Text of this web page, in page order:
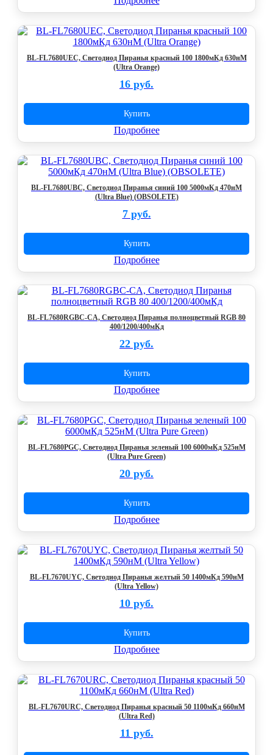
BL-FL7680UEC, Светодиод Пиранья красный 100 1800мКд 630нМ
(Ultra Orange)
16 руб.
Купить
Подробнее
BL-FL7680UBC, Светодиод Пиранья синий 100 5000мКд 470нМ
(Ultra Blue) (OBSOLETE)
7 руб.
Купить
Подробнее
BL-FL7680RGBC-CA, Светодиод Пиранья полноцветный RGB 80
400/1200/400мКд
22 руб.
Купить
Подробнее
BL-FL7680PGC, Светодиод Пиранья зеленый 100 6000мКд 525нМ
(Ultra Pure Green)
20 руб.
Купить
Подробнее
BL-FL7670UYC, Светодиод Пиранья желтый 50 1400мКд 590нМ
(Ultra Yellow)
10 руб.
Купить
Подробнее
BL-FL7670URC, Светодиод Пиранья красный 50 1100мКд 660нМ
(Ultra Red)
11 руб.